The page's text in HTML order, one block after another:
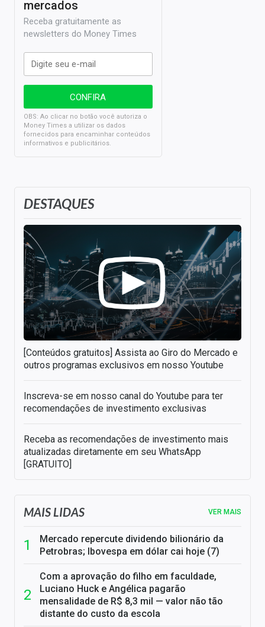
DESTAQUES
[Conteúdos gratuitos] Assista ao Giro do Mercado e
outros programas exclusivos em nosso Youtube
Inscreva-se em nosso canal do Youtube para ter
recomendações de investimento exclusivas
Receba as recomendações de investimento mais
atualizadas diretamente em seu WhatsApp
[GRATUITO]
mercados
Receba gratuitamente as
newsletters do Money Times
OBS: Ao clicar no botão você autoriza o
Money Times a utilizar os dados
fornecidos para encaminhar conteúdos
informativos e publicitários.
MAIS LIDAS VER MAIS
Mercado repercute dividendo bilionário da
Petrobras; Ibovespa em dólar cai hoje (7)
Com a aprovação do filho em faculdade,
Luciano Huck e Angélica pagarão
mensalidade de R$ 8,3 mil — valor não tão
distante do custo da escola